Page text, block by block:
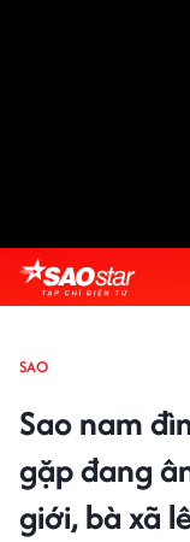
SAO
Sao nam
gặp đang
giới, bà xã